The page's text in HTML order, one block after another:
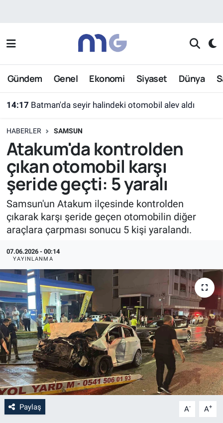
Gündem Genel Ekonomi Siyaset Dünya
14:17 Batman'da seyir halindeki otomobil alev aldı
HABERLER SAMSUN
Atakum'da kontrolden
çıkan otomobil karşı
şeride geçti: 5 yaralı
Samsun'un Atakum ilçesinde kontrolden
çıkarak karşı şeride geçen otomobilin diğer
araçlara çarpması sonucu 5 kişi yaralandı.
07.06.2026 - 00:14
YAYINLANMA
Paylaş A- A+
Nöbetçi Eczaneler
Hava Durumu
Süper Lig Puan Durumu ve Fikstür
Tüm Manşetler
Son Dakika Haberleri
Haber Arşivi